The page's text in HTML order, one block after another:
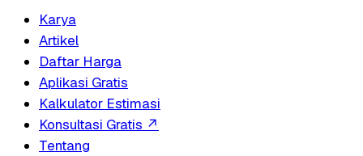
Karya
Artikel
Daftar Harga
Aplikasi Gratis
Kalkulator Estimasi
Konsultasi Gratis ↗
Tentang